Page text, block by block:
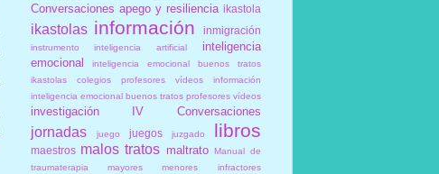
Conversaciones apego y resiliencia ikastola
ikastolas información inmigración
instrumento inteligencia artificial
inteligencia
emocional
inteligencia emocional buenos tratos
ikastolas colegios profesores vídeos información
inteligencia emocional buenos tratos profesores vídeos
investigación IV Conversaciones
jornadas juego juegos juzgado libros
maestros malos tratos maltrato Manual de
traumaterapia
mayores menores infractores